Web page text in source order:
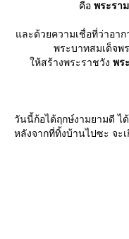
คือ พระรา
ละด้วยความเชื่อที่ว่าอาก
พระบาทสมเด็จพ
ห้สร้างพระราชวัง พร
วันนี้ก้อได้ฤกษ์งามยามดี ไ
หลังจากที่ทิ้งบ้านไปซะ จะเ